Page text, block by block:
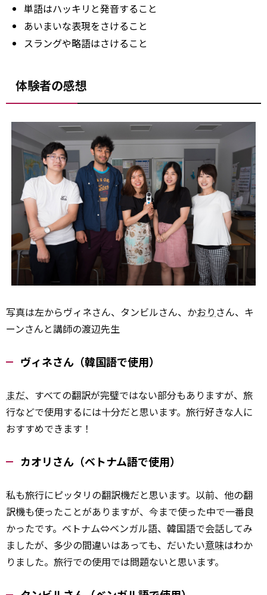
単語はハッキリと発音すること
あいまいな表現をさけること
スラングや略語はさけること
体験者の感想
写真は左からヴィネさん、タンビルさん、かおり さん、キ
ーンさんと講師の渡辺先生
ヴィネさん（韓国語で使用）
まだ、すべての翻訳が完璧ではない部分もありますが、旅
行などで使用するには十分だと思います。旅行好きな人に
おすすめできます！
カオリさん（ベトナム語で使用）
私も旅行にピッタリの翻訳機だと思います。以前、他の翻
訳機も使ったことがありますが、今まで使った中で一番良
かったです。ベトナム⇔ベンガル語、韓国語で会話してみ
ましたが、多少の間違いはあっても、だいたい意味はわか
りました。旅行での使用では問題ないと思います。